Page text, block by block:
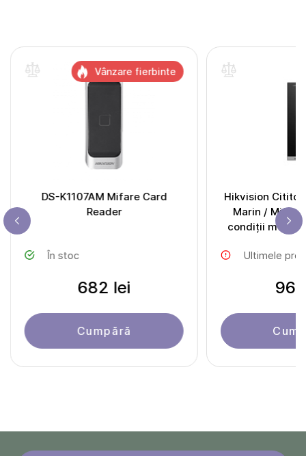
DS-K1107AM Mifare Card
Reader
În stoc
682 lei
Cumpără
Vânzare fierbinte
Hikvision
Marin /
condiții meteo
Ultimele